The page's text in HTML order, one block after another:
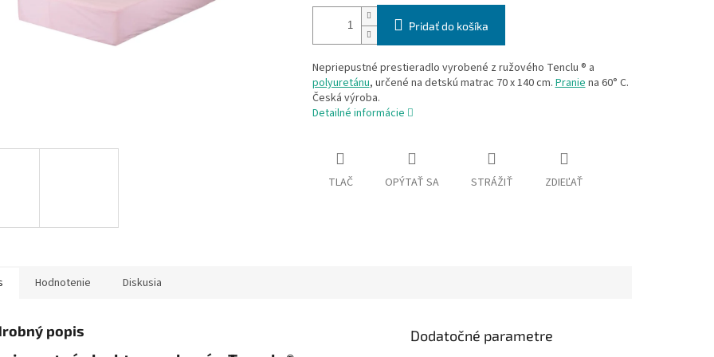
Pridať do košíka
Nepriepustné prestieradlo vyrobené z ružového Tenclu ® a
polyuretánu, určené na detskú matrac 70 x 140 cm.Praniena 60° C.
Česká výroba.
Detailné informácie
TLAČ OPÝTAŤ SA STRÁŽIŤ ZDIEĽAŤ
Hodnotenie Diskusia
popis Dodatočné parametre